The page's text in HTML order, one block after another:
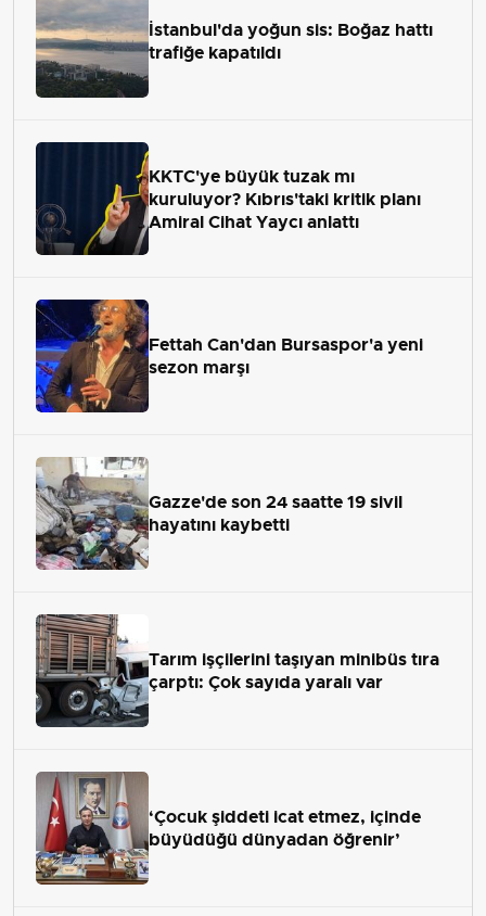
İstanbul'da yoğun sis: Boğaz hattı
trafiğe kapatıldı
KKTC'ye büyük tuzak mı
kuruluyor? Kıbrıs'taki kritik planı
Amiral Cihat Yaycı anlattı
Fettah Can'dan Bursaspor'a yeni
sezon marşı
Gazze'de son 24 saatte 19 sivil
hayatını kaybetti
Tarım işçilerini taşıyan minibüs tıra
çarptı: Çok sayıda yaralı var
‘Çocuk şiddeti icat etmez, içinde
büyüdüğü dünyadan öğrenir’